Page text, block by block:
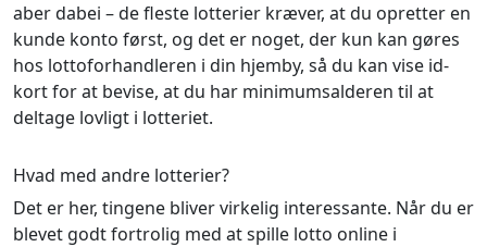
aber dabei – de fleste lotterier kræver, at du opretter en
kunde konto først, og det er noget, der kun kan gøres
hos lottoforhandleren i din hjemby, så du kan vise id-
kort for at bevise, at du har minimumsalderen til at
deltage lovligt i lotteriet.
Hvad med andre lotterier?
Det er her, tingene bliver virkelig interessante. Når du er
blevet godt fortrolig med at spille lotto online i